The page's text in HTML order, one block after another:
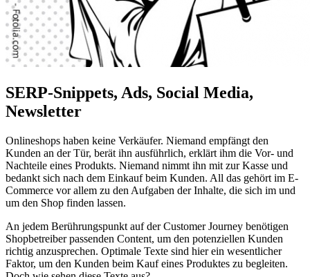
SERP-Snippets, Ads, Social Media,
Newsletter
Onlineshops haben keine Verkäufer. Niemand empfängt den
Kunden an der Tür, berät ihn ausführlich, erklärt ihm die Vor- und
Nachteile eines Produkts. Niemand nimmt ihn mit zur Kasse und
bedankt sich nach dem Einkauf beim Kunden. All das gehört im E-
Commerce vor allem zu den Aufgaben der Inhalte, die sich im und
um den Shop finden lassen.
An jedem Berührungspunkt auf der Customer Journey benötigen
Shopbetreiber passenden Content, um den potenziellen Kunden
richtig anzusprechen. Optimale Texte sind hier ein wesentlicher
Faktor, um den Kunden beim Kauf eines Produktes zu begleiten.